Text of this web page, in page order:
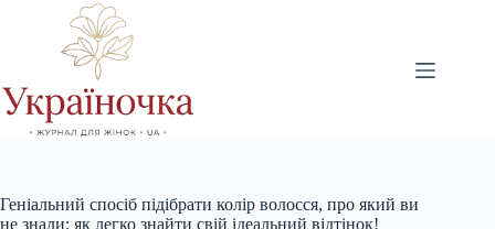
Геніальний спосіб підібрати колір волосся, про який ви
не знали: як легко знайти свій ідеальний відтінок!